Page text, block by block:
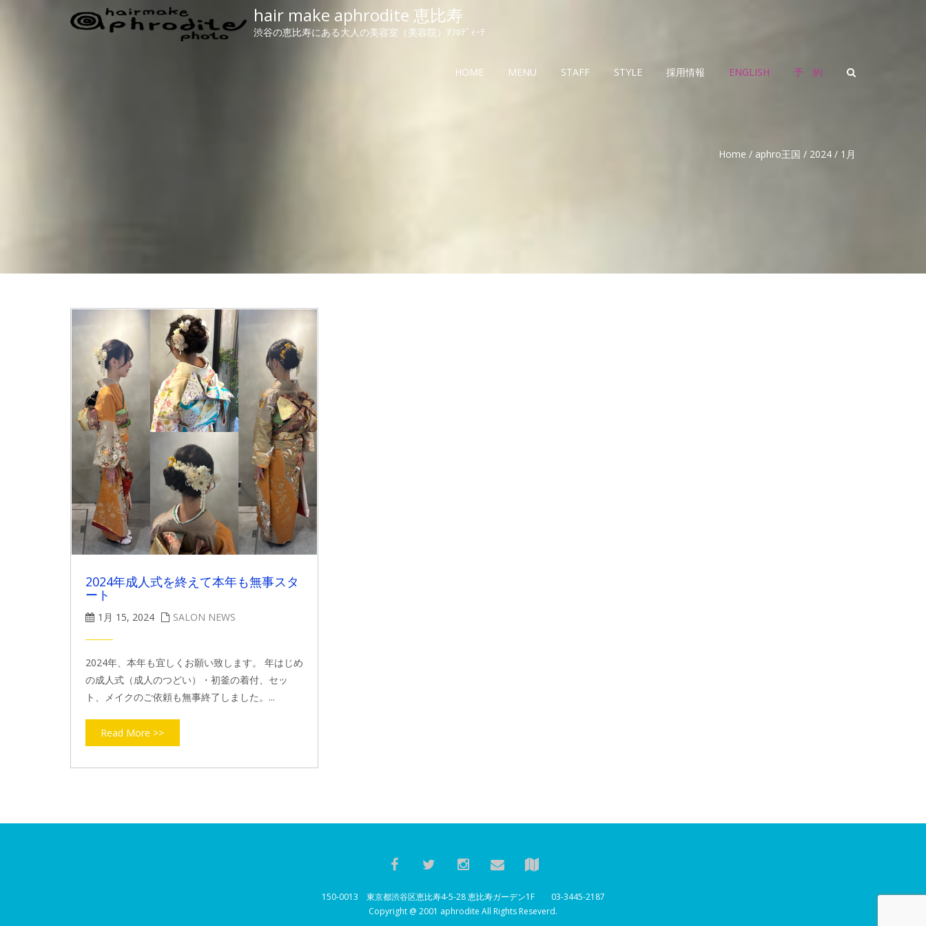
hair make aphrodite 恵比寿
渋谷の恵比寿にある大人の美容室（美容院）ｱﾌﾛﾃﾞｨｰﾃ
HOME MENU STAFF STYLE 採用情報 ENGLISH 予 約
Home / aphro王国 / 2024 / 1月
2024年成人式を終えて本年も無事スタ
ート
1月 15, 2024 SALON NEWS
2024年、本年も宜しくお願い致します。 年はじめ
の成人式（成人のつどい）・初釜の着付、セッ
ト、メイクのご依頼も無事終了しました。...
Read More >>
150-0013 東京都渋谷区恵比寿4-5-28 恵比寿ガーデン1F 03-3445-2187
Copyright @ 2001 aphrodite All Rights Reseverd.